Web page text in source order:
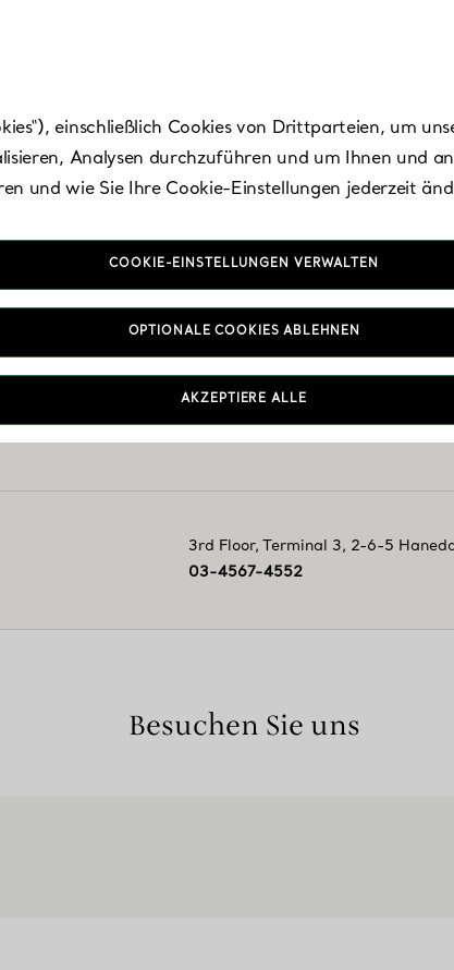
Haneda Airport
Heute bis 23:00 geöffnet
3rd Floor, Terminal 3, 2-6-5
03-4567-4552
Besuchen Sie uns
einschließlich Cookies von Drittparteien, um
Analysen durchzuführen und um Ihnen und
und wie Sie Ihre Cookie-Einstellungen jederzeit
COOKIE-EINSTELLUNGEN VERWALTEN
OPTIONALE COOKIES ABLEHNEN
AKZEPTIERE ALLE